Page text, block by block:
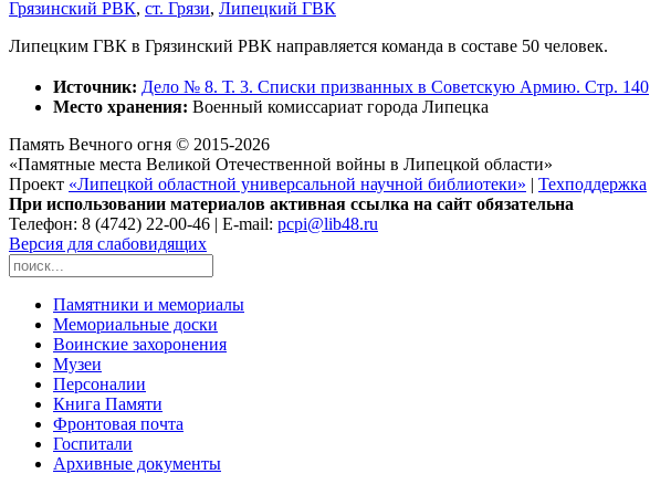
Грязинский РВК, ст. Грязи, Липецкий ГВК
Липецким ГВК в Грязинский РВК направляется команда в составе 50 человек.
Источник: Дело № 8. Т. 3. Списки призванных в Советскую Армию. Стр. 140
Место хранения: Военный комиссариат города Липецка
Память Вечного огня © 2015-2026
«Памятные места Великой Отечественной войны в Липецкой области»
Проект «Липецкой областной универсальной научной библиотеки» | Техподдержка
При использовании материалов активная ссылка на сайт обязательна
Телефон: 8 (4742) 22-00-46 | E-mail: pcpi@lib48.ru
Версия для слабовидящих
Памятники и мемориалы
Мемориальные доски
Воинские захоронения
Музеи
Персоналии
Книга Памяти
Фронтовая почта
Госпитали
Архивные документы